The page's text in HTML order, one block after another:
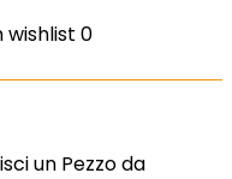
wishlist 0
un Pezzo da